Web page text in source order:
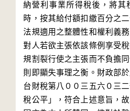
納營利事業所得稅後，將其
時，按其給付額扣繳百分之
法規適用之整體性和權利義
對人若欲主張依該條例享受
規割裂行使之主張而不負擔
則即顯失事理之衡。財政部
台財稅第八００三五六０三
稅公平」，符合上述意旨，